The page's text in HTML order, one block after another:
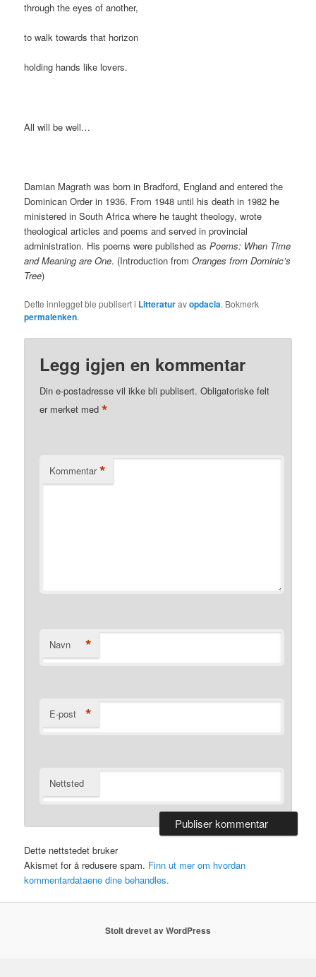
through the eyes of another,
to walk towards that horizon
holding hands like lovers.
All will be well…
Damian Magrath was born in Bradford, England and entered the
Dominican Order in 1936. From 1948 until his death in 1982 he
ministered in South Africa where he taught theology, wrote
theological articles and poems and served in provincial
administration. His poems were published asPoems: When Time
and Meaning are One. (Introduction fromOranges from Dominic’s
Tree)
Dette innlegget ble publisert i Litteraturavopdacia. Bokmerk
permalenken.
Legg igjen en kommentar
Din e-postadresse vil ikke bli publisert. Obligatoriske felt
er merket med*
Kommentar *
Navn *
E-post *
Nettsted
Dette nettstedet bruker
Akismet for å redusere spam. Finn ut mer om hvordan
kommentardataene dine behandles.
Stolt drevet av WordPress